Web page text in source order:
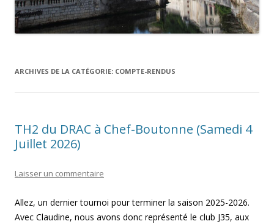
ARCHIVES DE LA CATÉGORIE: COMPTE-RENDUS
TH2 du DRAC à Chef-Boutonne (Samedi 4
Juillet 2026)
Laisser un commentaire
Allez, un dernier tournoi pour terminer la saison 2025-2026.
Avec Claudine, nous avons donc représenté le club J35, aux